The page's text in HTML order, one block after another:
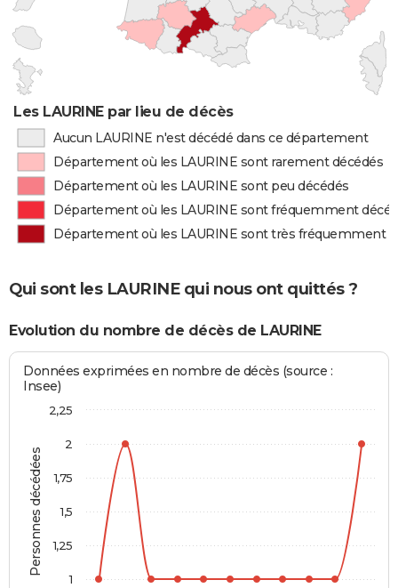
Les LAURINE par lieu de décès
Aucun LAURINE n'est décédé dans ce département
Département où les LAURINE sont rarement décédés
Département où les LAURINE sont peu décédés
Département où les LAURINE sont fréquemment
Département où les LAURINE sont très fréquemment
Qui sont les LAURINE qui nous ont quittés ?
Evolution du nombre de décès de LAURINE
Personnes décédées
Données exprimées en nombre de décès (source :
Insee)
1
1,25
1,5
1,75
2
2,25